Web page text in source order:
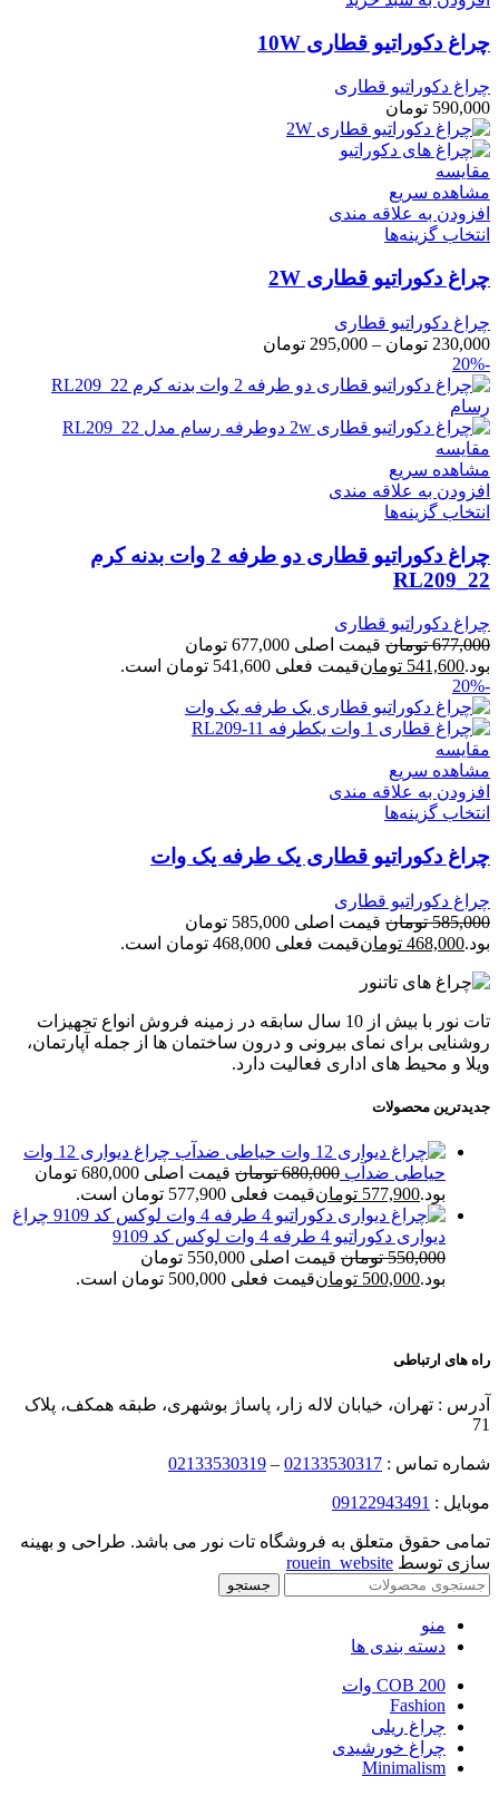
چراغ دکوراتیو قطاری 10W
چراغ دکوراتیو قطاری
590,000 تومان
مقایسه
مشاهده سریع
افزودن به علاقه مندی
انتخاب گزینه‌ها
چراغ دکوراتیو قطاری 2W
چراغ دکوراتیو قطاری
230,000 تومان –
295,000 تومان
-20%
مقایسه
مشاهده سریع
افزودن به علاقه مندی
انتخاب گزینه‌ها
چراغ دکوراتیو قطاری دو طرفه 2 وات بدنه کرم
RL209_22
چراغ دکوراتیو قطاری
677,000 تومان
قیمت اصلی 677,000 تومان
بود.541,600 تومانقیمت فعلی 541,600 تومان است.
-20%
مقایسه
مشاهده سریع
افزودن به علاقه مندی
انتخاب گزینه‌ها
چراغ دکوراتیو قطاری یک طرفه یک وات
چراغ دکوراتیو قطاری
585,000 تومان
قیمت اصلی 585,000 تومان
بود.468,000 تومانقیمت فعلی 468,000 تومان است.
تات نور با بیش از 10 سال سابقه در زمینه فروش انواع تجهیزات
روشنایی برای نمای بیرونی و درون ساختمان ها از جمله آپارتمان،
ویلا و محیط های اداری فعالیت دارد.
جدیدترین محصولات
چراغ دیواری 12 وات
حیاطی ضدآب 680,000 تومان
قیمت اصلی 680,000 تومان
بود.577,900 تومانقیمت فعلی 577,900 تومان است.
چراغ
دیواری دکوراتیو 4 طرفه 4 وات لوکس کد 9109
550,000 تومان
قیمت اصلی 550,000 تومان
بود.500,000 تومانقیمت فعلی 500,000 تومان است.
راه های ارتباطی
آدرس : تهران، خیابان لاله زار، پاساژ بوشهری، طبقه همکف، پلاک
71
شماره تماس : 02133530317
–
02133530319
موبایل : 09122943491
تمامی حقوق متعلق به فروشگاه تات نور می باشد. طراحی و بهینه
سازی توسط rouein_website
جستجو
منو
دسته بندی ها
COB 200 وات
Fashion
چراغ ریلی
چراغ خورشیدی
Minimalism